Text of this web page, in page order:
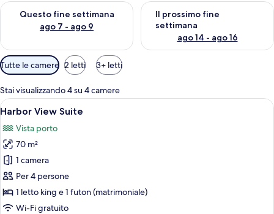
Questo fine settimana
ago 7 - ago 9
Verifica la disponibilità per questo fine settimana, ago 7 - ago
Il prossimo fine
settimana
ago 14 - ago 16
Verifica la disponibilità per il
Filtri
disponibili
per
le
camere
Tutte le camere 2 letti 3+ letti
Stai visualizzando 4 su 4 camere
Apri
tutte
le
foto
per
Harbor
View
Suite
Una camera da letto con un letto
6
Harbor View Suite
Vista porto
70 m²
1 camera
Per 4 persone
1 letto king e 1 futon (matrimoniale)
Wi-Fi gratuito